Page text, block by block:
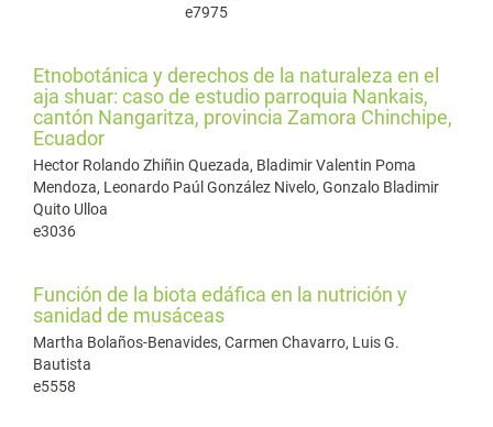
e7975
Etnobotánica y derechos de la naturaleza en el
aja shuar: caso de estudio parroquia Nankais,
cantón Nangaritza, provincia Zamora Chinchipe,
Ecuador
Hector Rolando Zhiñin Quezada, Bladimir Valentin Poma
Mendoza, Leonardo Paúl González Nivelo, Gonzalo Bladimir
Quito Ulloa
e3036
Función de la biota edáfica en la nutrición y
sanidad de musáceas
Martha Bolaños-Benavides, Carmen Chavarro, Luis G.
Bautista
e5558